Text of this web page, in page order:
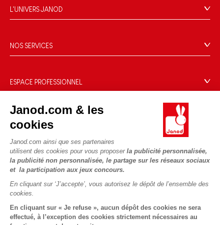
Janod.com & les
cookies
Janod.com ainsi que ses partenaires
utilisent des cookies pour vous proposer la publicité personnalisée,
la publicité non personnalisée, le partage sur les réseaux sociaux
et la participation aux jeux concours.
En cliquant sur ‘J’accepte’, vous autorisez le dépôt de l’ensemble des
cookies.
En cliquant sur « Je refuse », aucun dépôt des cookies ne sera
effectué, à l’exception des cookies strictement nécessaires au
FAQ
Contact
Rappel Produits
Données personnelles
Gestion des cookies
Conditions du #YesJanod
L'UNIVERS JANOD
Le design
Blog Conseils d'Experts
Le FSC®, c'est quoi ?
Sélection de jouets par âge
Fiche environnementale
NOS SERVICES
Paiement
Livraison
Règles du jeu & notices
Nos guides d'achat
ESPACE PROFESSIONNEL
Espace recrutement
NOUS SUIVRE